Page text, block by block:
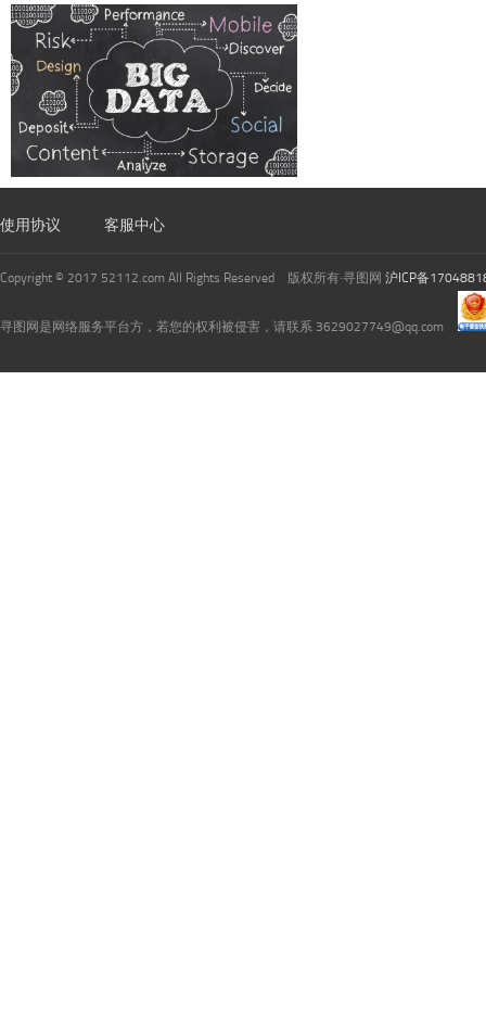
使用协议 客服中心
Copyright © 2017 52112.com All Rights Reserved 版权所有·寻图网 沪ICP备
寻图网是网络服务平台方，若您的权利被侵害，请联系 3629027749@qq.com